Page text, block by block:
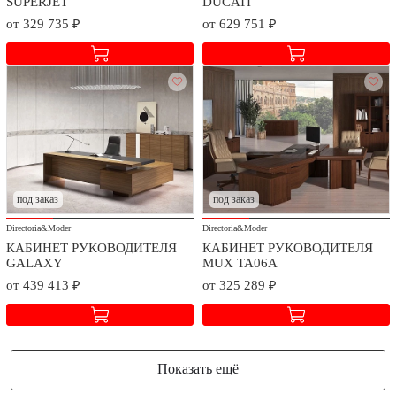
от 329 735 ₽
от 629 751 ₽
под заказ
Directoria&Moder
КАБИНЕТ РУКОВОДИТЕЛЯ
GALAXY
от 439 413 ₽
под заказ
Directoria&Moder
КАБИНЕТ РУКОВОДИТЕЛЯ
MUX TA06A
от 325 289 ₽
Показать ещё